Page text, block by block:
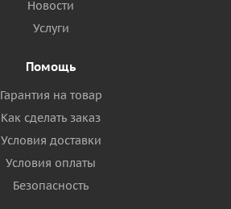
Новости
Услуги
Помощь
Гарантия на товар
Как сделать заказ
Условия доставки
Условия оплаты
Безопасность